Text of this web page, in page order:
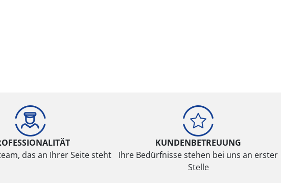
das an Ihrer Seite steht
KUNDENBETREUUNG
Ihre Bedürfnisse stehen bei uns an erster
Stelle